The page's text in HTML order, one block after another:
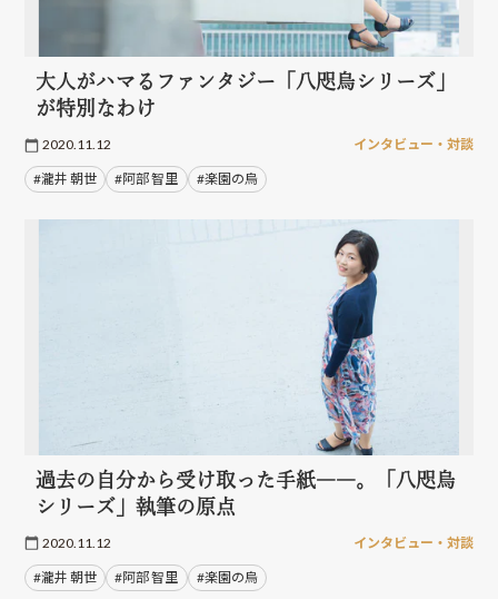
大人がハマるファンタジー「八咫烏シリーズ」
が特別なわけ
2020.11.12 インタビュー・対談
#瀧井 朝世 #阿部 智里 #楽園の烏
過去の自分から受け取った手紙――。「八咫烏
シリーズ」執筆の原点
2020.11.12 インタビュー・対談
#瀧井 朝世 #阿部 智里 #楽園の烏